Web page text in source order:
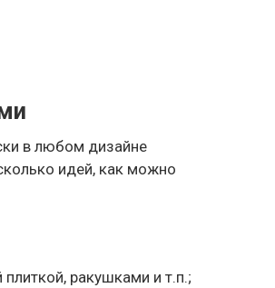
в любом дизайне
идей, как можно
ракушками и т.п.;